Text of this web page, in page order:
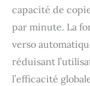
capacité de
par minute. La
verso
réduisant
l’efficacité